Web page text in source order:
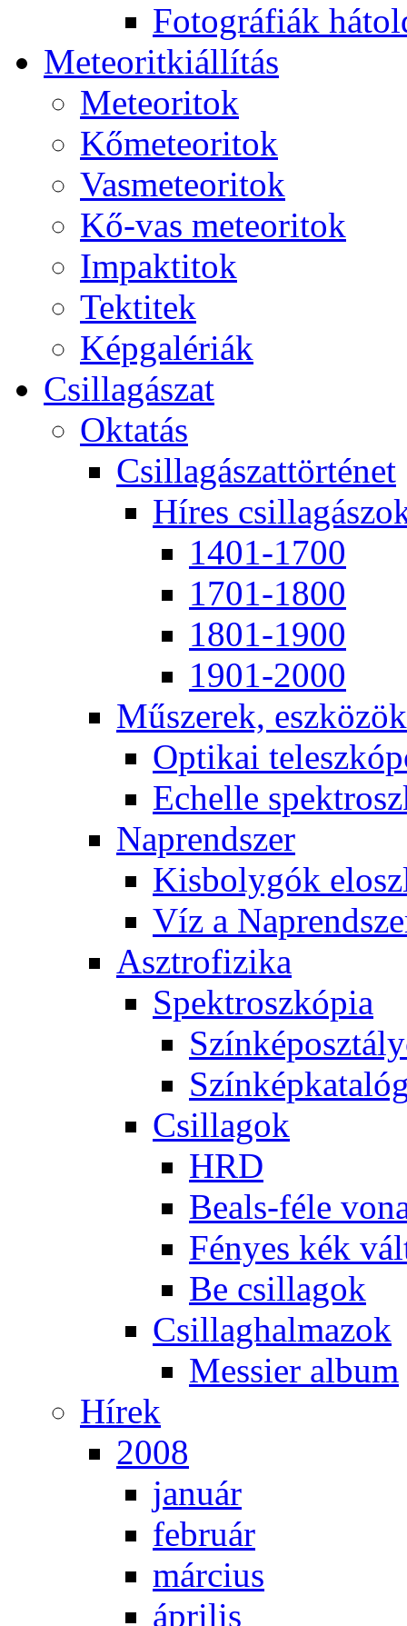
Fo­tog­rá­fi­ák
Me­te­o­rit­ki­ál­lí­tás
Me­te­o­ri­tok
Kő­me­te­o­ri­tok
Vas­me­te­o­ri­tok
Kő-vas me­te­o­ri­tok
Imp­ak­ti­tok
Tek­ti­tek
Kép­ga­lé­ri­ák
Csil­la­gá­szat
Ok­ta­tás
Csil­la­gá­szat­tör­té­net
Hí­res
1401-1700
1701-1800
1801-1900
1901-2000
Mű­sze­rek, esz­kö­zök
Op­ti­kai
Echel­le
Nap­rend­szer
Kis­boly­gók
Víz a
Aszt­ro­fi­zi­ka
Spekt­rosz­kó­pia
Csil­la­gok
HRD
Be­als-fé­le
Fé­nyes kék
Be csil­la­gok
Csil­lag­hal­ma­zok
Mes­si­er al­bum
Hí­rek
2008
ja­nu­ár
feb­ru­ár
már­ci­us
áp­ri­lis